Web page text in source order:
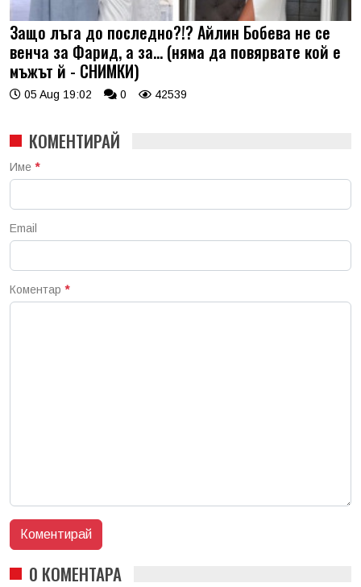
Защо лъга до последно?!? Айлин Бобева не се
венча за Фарид, а за... (няма да повярвате кой е
мъжът й - СНИМКИ)
05 Aug 19:02 0 42539
КОМЕНТИРАЙ
Име *
Email
Коментар *
0 КОМЕНТАРА